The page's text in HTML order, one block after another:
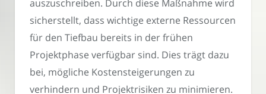
auszuschreiben. Durch diese Maßnahme wird
sicherstellt, dass wichtige externe Ressourcen
für den Tiefbau bereits in der frühen
Projektphase verfügbar sind. Dies trägt dazu
bei, mögliche Kostensteigerungen zu
verhindern und Projektrisiken zu minimieren.